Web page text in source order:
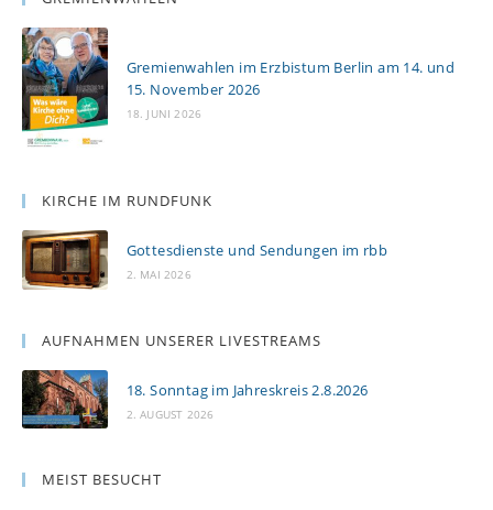
Gremienwahlen im Erzbistum Berlin am 14. und
15. November 2026
18. JUNI 2026
KIRCHE IM RUNDFUNK
Gottesdienste und Sendungen im rbb
2. MAI 2026
AUFNAHMEN UNSERER LIVESTREAMS
18. Sonntag im Jahreskreis 2.8.2026
2. AUGUST 2026
MEIST BESUCHT